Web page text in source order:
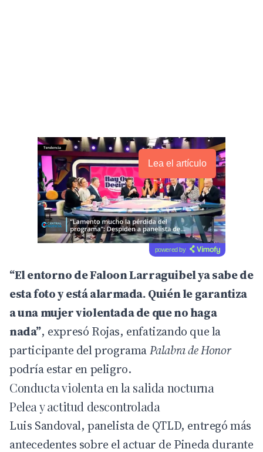
Lea el artículo
powered by
“El entorno de Faloon Larraguibel ya sabe de
esta foto y está alarmada. Quién le garantiza
a una mujer violentada de que no haga
nada”, expresó Rojas, enfatizando que la
participante del programaPalabra de Honor
podría estar en peligro.
Conducta violenta en la salida nocturna
Pelea y actitud descontrolada
Luis Sandoval, panelista de QTLD, entregó más
antecedentes sobre el actuar de Pineda durante